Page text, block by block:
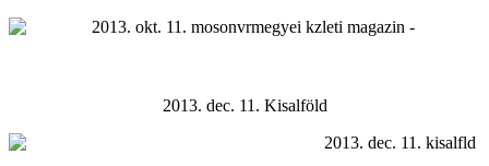
2013. dec. 11. Kisalföld